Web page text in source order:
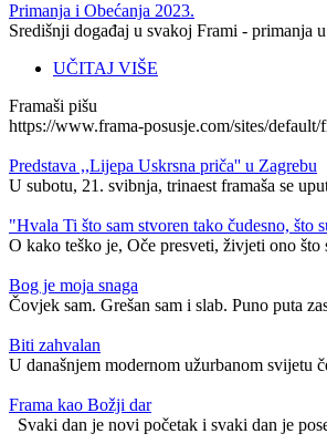
Primanja i Obećanja 2023.
Središnji događaj u svakoj Frami - primanja
UČITAJ VIŠE
Framaši pišu
https://www.frama-posusje.com/sites/
Predstava ,,Lijepa Uskrsna priča'' u Zagrebu
U subotu, 21. svibnja, trinaest framaša se
"Hvala Ti što sam stvoren tako čudesno, što
O kako teško je, Oče presveti, živjeti ono
​Bog je moja snaga
Čovjek sam. Grešan sam i slab. Puno puta
Biti zahvalan
U današnjem modernom užurbanom svijetu
Frama kao Božji dar
Svaki dan je novi početak i svaki dan je